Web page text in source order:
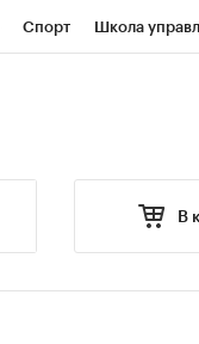
Спорт Школа
В